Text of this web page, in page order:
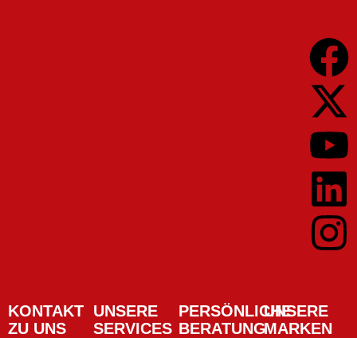
KONTAKT
ZU UNS
UNSERE
SERVICES
PERSÖNLICHE
BERATUNG
UNSERE
MARKEN